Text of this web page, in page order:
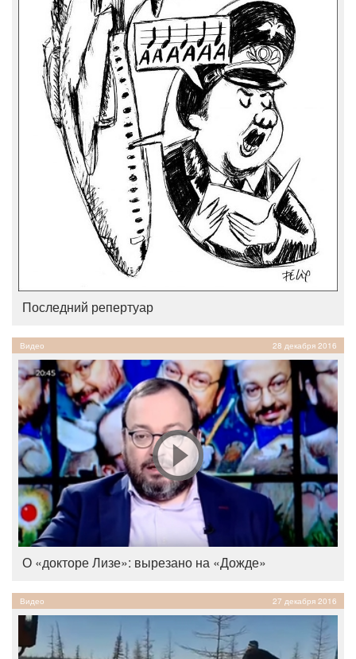
Последний репертуар
Видео 28 декабря 2016
О «докторе Лизе»: вырезано на «Дожде»
Видео 27 декабря 2016